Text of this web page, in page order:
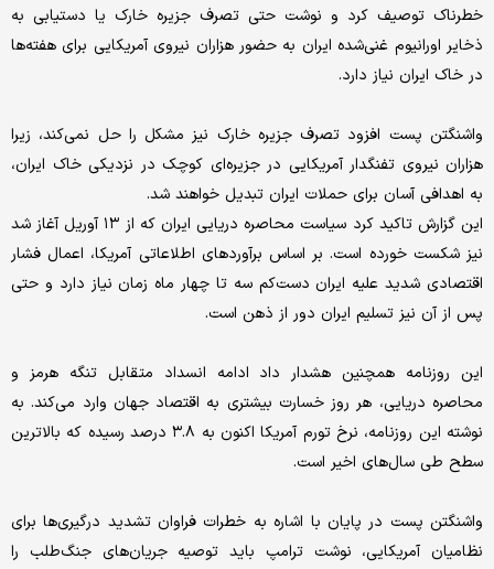
خطرناک توصیف کرد و نوشت حتی تصرف جزیره خارک یا دستیابی به
ذخایر اورانیوم غنی‌شده ایران به حضور هزاران نیروی آمریکایی برای هفته‌ها
در خاک ایران نیاز دارد.
واشنگتن پست افزود تصرف جزیره خارک نیز مشکل را حل نمی‌کند، زیرا
هزاران نیروی تفنگدار آمریکایی در جزیره‌ای کوچک در نزدیکی خاک ایران،
به اهدافی آسان برای حملات ایران تبدیل خواهند شد.
این گزارش تاکید کرد سیاست محاصره دریایی ایران که از ۱۳ آوریل آغاز شد
نیز شکست خورده است. بر اساس برآوردهای اطلاعاتی آمریکا، اعمال فشار
اقتصادی شدید علیه ایران دست‌کم سه تا چهار ماه زمان نیاز دارد و حتی
پس از آن نیز تسلیم ایران دور از ذهن است.
این روزنامه همچنین هشدار داد ادامه انسداد متقابل تنگه هرمز و
محاصره دریایی، هر روز خسارت بیشتری به اقتصاد جهان وارد می‌کند. به
نوشته این روزنامه، نرخ تورم آمریکا اکنون به ۳.۸ درصد رسیده که بالاترین
سطح طی سال‌های اخیر است.
واشنگتن پست در پایان با اشاره به خطرات فراوان تشدید درگیری‌ها برای
نظامیان آمریکایی، نوشت ترامپ باید توصیه جریان‌های جنگ‌طلب را